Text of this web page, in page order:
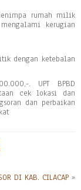
rumah milik
kerugian
dengan ketebalan
. UPT BPBD
cek lokasi dan
dan perbaikan
DI KAB. CILACAP »